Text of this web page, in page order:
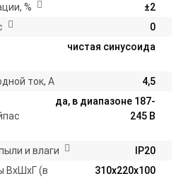
%
±2
0
чистая синусоида
ток, А
4,5
да, в диапазоне 187-
245 В
и влаги
IP20
ВхШхГ (в
310х220х100